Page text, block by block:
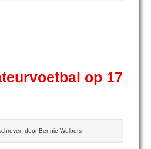
op 17
door Bennie Wolbers